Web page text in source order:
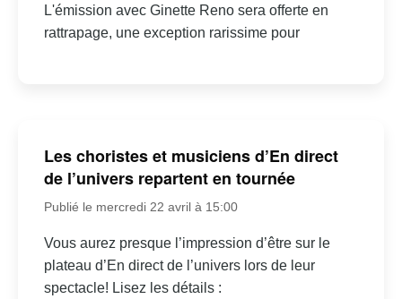
L'émission avec Ginette Reno sera offerte en
rattrapage, une exception rarissime pour
Les choristes et musiciens d’En direct
de l’univers repartent en tournée
Publié le mercredi 22 avril à 15:00
Vous aurez presque l’impression d’être sur le
plateau d’En direct de l’univers lors de leur
spectacle! Lisez les détails :